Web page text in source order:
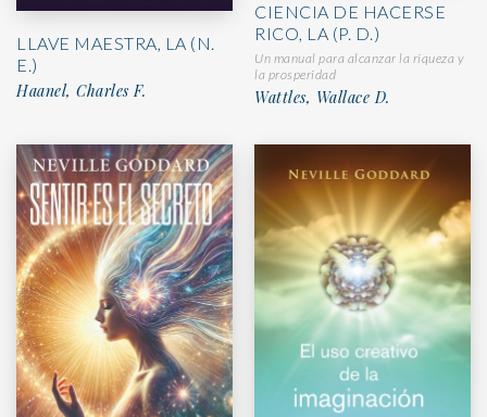
LLAVE MAESTRA, LA (N.
E.)
Haanel, Charles F.
CIENCIA DE HACERSE
RICO, LA (P. D.)
Un manual para alcanzar la riqueza y
la prosperidad
Wattles, Wallace D.